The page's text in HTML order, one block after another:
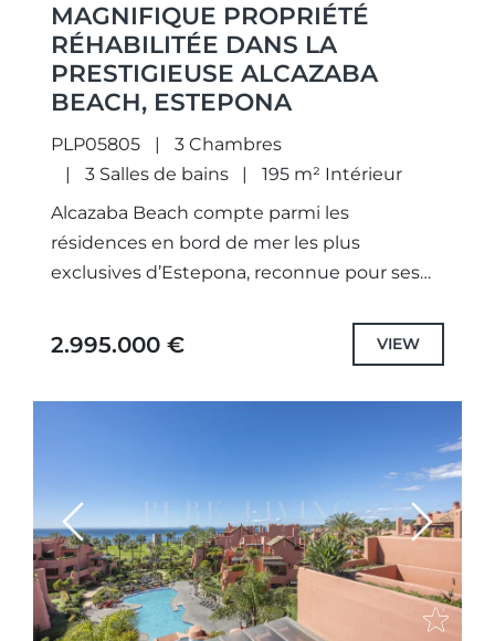
MAGNIFIQUE PROPRIÉTÉ
RÉHABILITÉE DANS LA
PRESTIGIEUSE ALCAZABA
BEACH, ESTEPONA
PLP05805
3 Chambres
3 Salles de bains
195 m² Intérieur
Alcazaba Beach compte parmi les
résidences en bord de mer les plus
exclusives d’Estepona, reconnue pour ses
paisibles et un niveau exceptionnel
2.995.000 € VIEW
Previous Next